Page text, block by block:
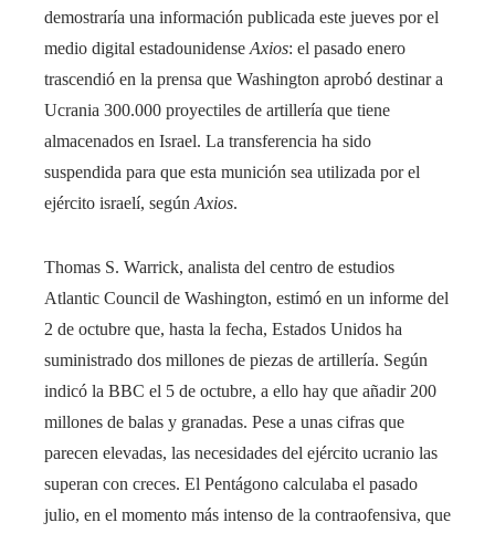
demostraría una información publicada este jueves por el
medio digital estadounidense Axios: el pasado enero
trascendió en la prensa que Washington aprobó destinar a
Ucrania 300.000 proyectiles de artillería que tiene
almacenados en Israel. La transferencia ha sido
suspendida para que esta munición sea utilizada por el
ejército israelí, según Axios.
Thomas S. Warrick, analista del centro de estudios
Atlantic Council de Washington, estimó en un informe del
2 de octubre que, hasta la fecha, Estados Unidos ha
suministrado dos millones de piezas de artillería. Según
indicó la BBC el 5 de octubre, a ello hay que añadir 200
millones de balas y granadas. Pese a unas cifras que
parecen elevadas, las necesidades del ejército ucranio las
superan con creces. El Pentágono calculaba el pasado
julio, en el momento más intenso de la contraofensiva, que